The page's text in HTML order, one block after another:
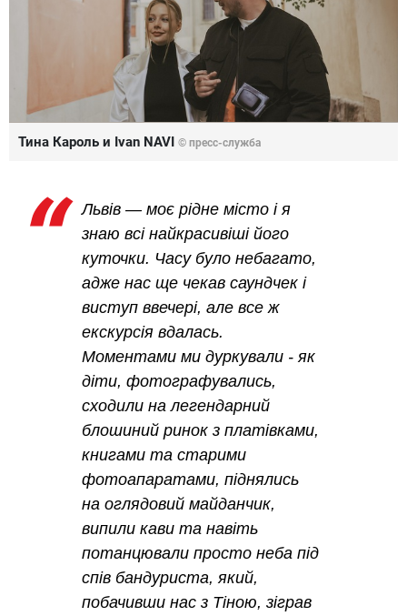
Тина Кароль и Ivan NAVI © пресс-служба
Львів — моє рідне місто і я
знаю всі найкрасивіші його
куточки. Часу було небагато,
адже нас ще чекав саундчек і
виступ ввечері, але все ж
екскурсія вдалась.
Моментами ми дуркували - як
діти, фотографувались,
сходили на легендарний
блошиний ринок з платівками,
книгами та старими
фотоапаратами, піднялись
на оглядовий майданчик,
випили кави та навіть
потанцювали просто неба під
спів бандуриста, який,
побачивши нас з Тіною, зіграв